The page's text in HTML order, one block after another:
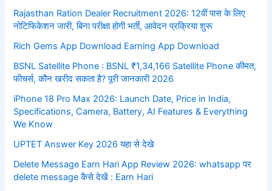
Rajasthan Ration Dealer Recruitment 2026: 12वीं पास के लिए
नोटिफिकेशन जारी, बिना परीक्षा होगी भर्ती, आवेदन प्रक्रिया शुरू
Rich Gems App Download Earning App Download
BSNL Satellite Phone : BSNL ₹1,34,166 Satellite Phone कीमत,
फीचर्स, कौन खरीद सकता है? पूरी जानकारी 2026
iPhone 18 Pro Max 2026: Launch Date, Price in India,
Specifications, Camera, Battery, AI Features & Everything
We Know
UPTET Answer Key 2026 यहा से देखे
Delete Message Earn Hari App Review 2026: whatsapp पर
delete message कैसे देखें : Earn Hari